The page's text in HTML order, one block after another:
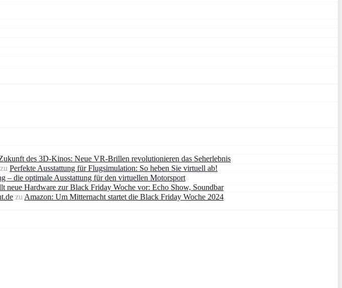
des 3D-Kinos: Neue VR-Brillen revolutionieren das Seherlebnis
zu Perfekte Ausstattung für Flugsimulation: So heben Sie virtuell ab!
– die optimale Ausstattung für den virtuellen Motorsport
neue Hardware zur Black Friday Woche vor: Echo Show, Soundbar
zuAmazon: Um Mitternacht startet die Black Friday Woche 2024